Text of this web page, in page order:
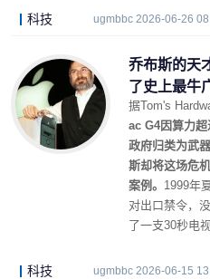
科技 ugmbbc 2026-06-26
乔布斯的天
了史上最牛
据Tom's
ac G4因算力
政府归类为武
斯却将这场危
案例。 1999年
对出口禁令，
了一支30秒电
科技 ugmbbc 2026-06-15